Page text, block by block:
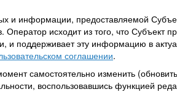
и информации, предоставляемой
исходит из того, что Субъект
поддерживает эту информацию в
соглашении.
самостоятельно изменить
воспользовавшись функцией